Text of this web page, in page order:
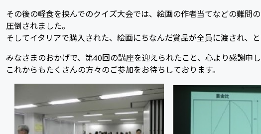
その後の軽食を挟んでのクイズ大会では、絵画の作者当てなどの難問
圧倒されました。
そしてイタリアで購入された、絵画にちなんだ賞品が全員に渡され、
みなさまのおかげで、第40回の講座を迎えられたこと、心より感謝申し
これからもたくさんの方々のご参加をお待ちしております。